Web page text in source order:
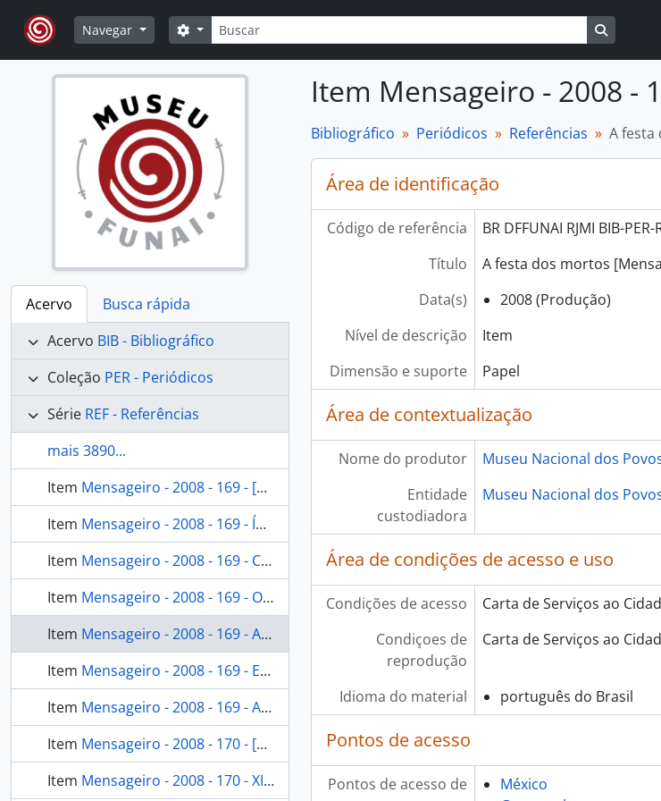
Skip to main content
Navegar
Buscar
Opções de busca
Acervo
Busca rápida
Acervo BIB - Bibliográfico
Coleção PER - Periódicos
Série REF - Referências
mais 3890...
Item Mensageiro - 2008 - 169 - [Mensageiro]
Item Mensageiro - 2008 - 169 - Índios e camponeses em solidariedade [Mensageiro]
Item Mensageiro - 2008 - 169 - Cidade: o sonho vira pesadelo [Mensageiro]
Item Mensageiro - 2008 - 169 - O rio é a moradia da nossa divindade [Mensageiro]
Item Mensageiro - 2008 - 169 - A festa dos mortos [Mensageiro]
Item Mensageiro - 2008 - 169 - Em Roraima, Golias é um anão [Mensageiro]
Item Mensageiro - 2008 - 169 - Abril Indígena 2008: V Acampamento Terra Livre [Mensageiro]
Item Mensageiro - 2008 - 170 - [Mensageiro]
Item Mensageiro - 2008 - 170 - XINGU: a fonte da vida [Mensageiro]
Item Mensageiro - 2008 -
Bibliográfico Periódicos Referências A festa
Área de identificação
Código de referência
BR DFFUNAI RJMI BIB-
Título
A festa dos mortos
Data(s)
2008 (Produção)
Nível de descrição
Item
Dimensão e suporte
Papel
Área de contextualização
Nome do produtor
Museu Nacional dos
Entidade
custodiadora
Museu Nacional dos
Área de condições de acesso e uso
Condições de acesso
Carta de Serviços ao
Condiçoes de
reprodução
Carta de Serviços ao
Idioma do material português do Brasil
Pontos de acesso
Pontos de acesso de
México